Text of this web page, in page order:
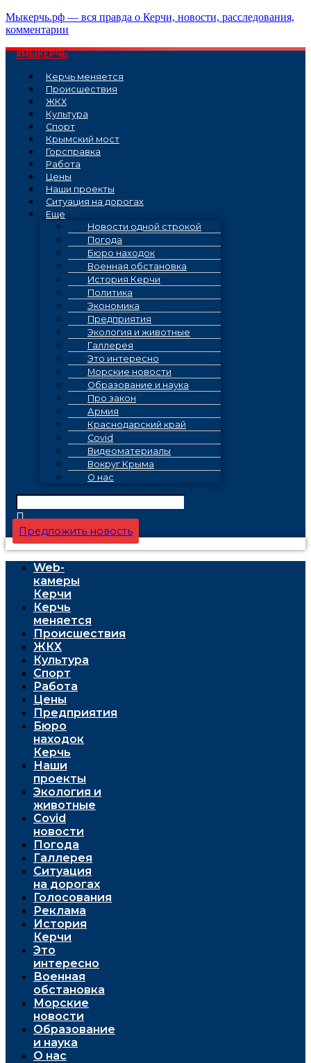
Перейти
к
Мыкерчь.рф — вся правда о Керчи, новости, расследования,
комментарии
#МЫКЕРЧЬ
Керчь меняется
Проиcшествия
ЖКХ
Культура
Спорт
Крымский мост
Горсправка
Работа
Цены
Наши проекты
Ситуация на дорогах
Еще
Новости одной строкой
Погода
Бюро находок
Военная обстановка
История Керчи
Политика
Экономика
Предприятия
Экология и животные
Галлерея
Это интересно
Морские новости
Образование и наука
Про закон
Армия
Краснодарский край
Covid
Видеоматериалы
Вокруг Крыма
О нас
Предложить новость
Web-
камеры
Керчи
Керчь
меняется
Проиcшествия
ЖКХ
Культура
Спорт
Работа
Цены
Предприятия
Бюро
находок
Керчь
Наши
проекты
Экология и
животные
Covid
новости
Погода
Галлерея
Ситуация
на дорогах
Голосования
Реклама
История
Керчи
Это
интересно
Военная
обстановка
Морские
новости
Образование
и наука
О нас